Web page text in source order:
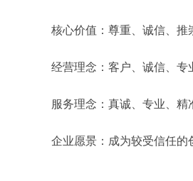
核心价值：尊重、诚信、推
经营理念：客户、诚信、专
服务理念：真诚、专业、精
企业愿景：成为较受信任的